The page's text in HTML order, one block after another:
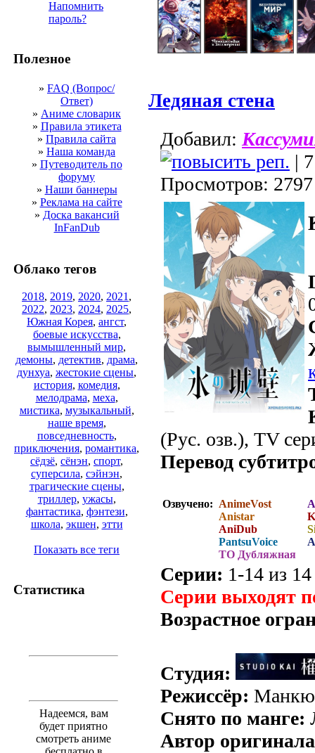
Напомнить
пароль?
Полезное
» FAQ (Вопрос/
Ответ)
» Аниме словарик
» Правила этикета
» Правила сайта
» Наша команда
» Путеводитель по
форуму
» Наши баннеры
» Реклама на сайте
» Доска вакансий
InFanDub
Облако тегов
2018, 2019, 2020, 2021 ,
2022, 2023, 2024, 2025,
Южная Корея, ангст,
боевые искусства,
вымышленный мир,
демоны, детектив, драма,
дунхуа, жестокие сцены,
история, комедия,
мелодрама, меха,
мистика, музыкальный,
наше время,
повседневность,
приключения, романтика,
сёдзё, сёнэн, спорт,
суперсила, сэйнэн,
трагические сцены,
триллер, ужасы,
фантастика, фэнтези,
школа, экшен, этти
Показать все теги
Статистика
Надеемся, вам
будет приятно
смотреть аниме
Ледяная стена
Добавил:
|
Просмотров: 2797
(Рус. озв.), TV
Перевод
Озвучено: AnimeVost
Anistar
AniDub
PantsuVoice
ТО Дубляжная
Серии: 1-14 из
Серии выходят
Возрастное
Студия:
Режиссёр: Манкю
Снято по манге:
Автор